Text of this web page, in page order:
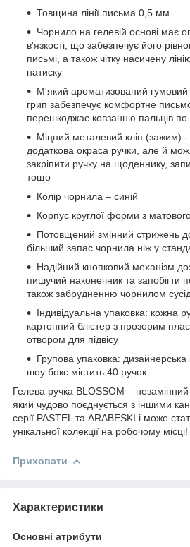
Товщина лінії письма 0,5 мм
Чорнило на гелевій основі має
в'язкості, що забезпечує його
письмі, а також чітку насичену
натиску
М'який ароматизований
грип забезпечує комфортне
перешкоджає ковзанню пальців по
Міцний металевий кліп (зажим) -
додаткова окраса ручки, але й
закріпити ручку на щоденнику,
тощо
Колір чорнила – синій
Корпус круглої форми з
Потовщений змінний стрижень
більший запас чорнила ніж у
Надійний кнопковий механізм
пишучий наконечник та запобігти
також забрудненню чорнилом
Індивідуальна упаковка: кожна
картонний блістер з прозорим
отвором для підвісу
Групова упаковка:
шоу бокс містить 40 ручок
Гелева ручка BLOSSOM –
який чудово поєднується з іншими
серії PASTEL та ARABESKI і може
унікальної колекції на робочому місці!
Приховати
Характеристики
Основні атрибути